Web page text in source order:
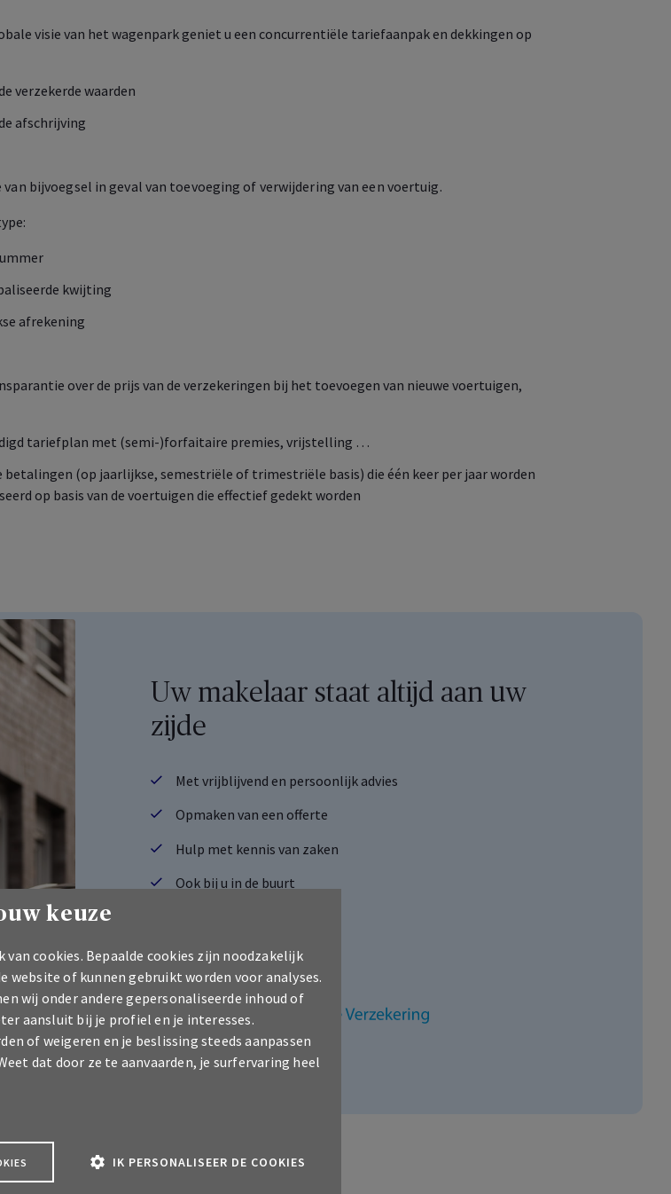
visie van het wagenpark geniet u een concurrentiële tariefaanpak en dekkingen op
verzekerde waarden
afschrijving
bijvoegsel in geval van toevoeging of verwijdering van een voertuig.
kwijting
afrekening
over de prijs van de verzekeringen bij het toevoegen van nieuwe voertuigen,
tariefplan met (semi-)forfaitaire premies, vrijstelling …
(op jaarlijkse, semestriële of trimestriële basis) die één keer per jaar worden
op basis van de voertuigen die effectief gedekt worden
Uw makelaar staat altijd aan uw
zijde
Met vrijblijvend en persoonlijk advies
Opmaken van een offerte
Hulp met kennis van zaken
Ook bij u in de buurt
keuze
cookies. Bepaalde cookies zijn noodzakelijk
website of kunnen gebruikt worden voor analyses.
wij onder andere gepersonaliseerde inhoud of
aansluit bij je profiel en je interesses.
of weigeren en je beslissing steeds aanpassen
dat door ze te aanvaarden, je surfervaring heel
IK PERSONALISEER DE COOKIES